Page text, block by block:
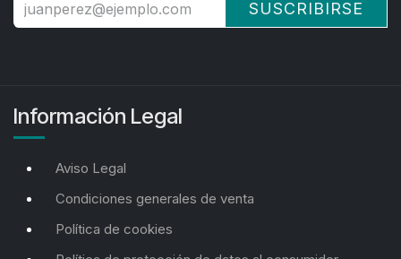
SUSCRIBIRSE
Información Legal
Aviso Legal
Condiciones generales de venta
Política de cookies